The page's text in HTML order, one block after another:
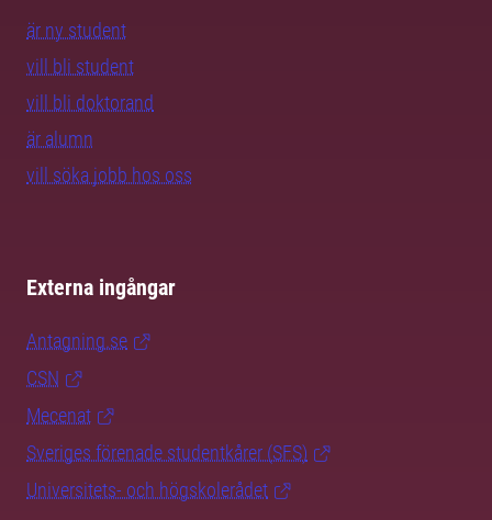
är ny student
vill bli student
vill bli doktorand
är alumn
vill söka jobb hos oss
Externa ingångar
Antagning.se
CSN
Mecenat
Sveriges förenade studentkårer (SFS)
Universitets- och högskolerådet